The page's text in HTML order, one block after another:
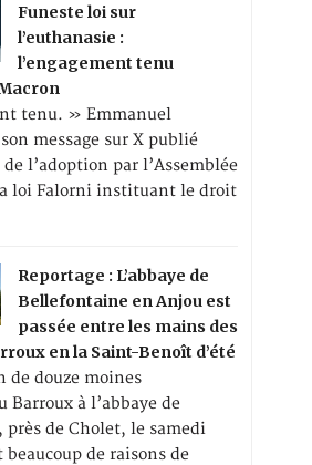
Funeste loi sur
l’euthanasie :
l’engagement tenu
tenu. » Emmanuel
message sur X publié
l’adoption par l’Assemblée
loi Falorni instituant le droit
Reportage : L’abbaye de
Bellefontaine en Anjou est
passée entre les mains des
en la Saint-Benoît d’été
de douze moines
Barroux à l’abbaye de
de Cholet, le samedi
de raisons de